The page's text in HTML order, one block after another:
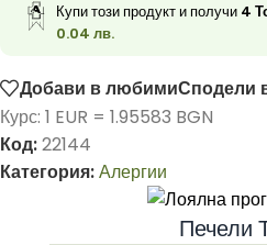
Купи този продукт и получи 4
0.04 лв.
Добави в любимиСподели
Курс: 1 EUR = 1.95583 BGN
Код:22144
Категория:Алергии
Печели